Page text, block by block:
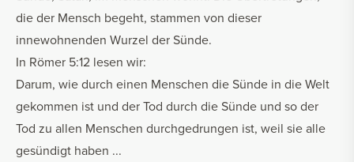
die der Mensch begeht, stammen von dieser
innewohnenden Wurzel der Sünde.
In Römer 5:12 lesen wir:
Darum, wie durch einen Menschen die Sünde in die Welt
gekommen ist und der Tod durch die Sünde und so der
Tod zu allen Menschen durchgedrungen ist, weil sie alle
gesündigt haben ...